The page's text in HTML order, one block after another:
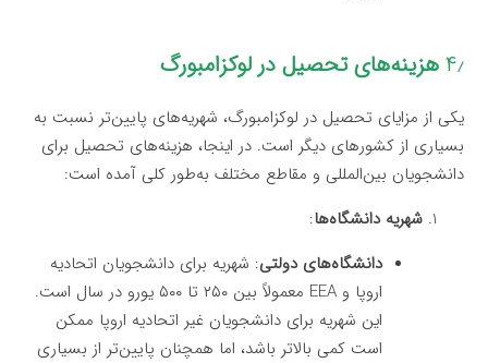
۴٫ هزینه‌های تحصیل در لوکزامبورگ
یکی از مزایای تحصیل در لوکزامبورگ، شهریه‌های پایین‌تر نسبت به
بسیاری از کشورهای دیگر است. در اینجا، هزینه‌های تحصیل برای
دانشجویان بین‌المللی و مقاطع مختلف به‌طور کلی آمده است:
شهریه دانشگاه‌ها:
دانشگاه‌های دولتی: شهریه برای دانشجویان اتحادیه
اروپا و EEA معمولاً بین ۲۵۰ تا ۵۰۰ یورو در سال است.
این شهریه برای دانشجویان غیر اتحادیه اروپا ممکن
است کمی بالاتر باشد، اما همچنان پایین‌تر از بسیاری